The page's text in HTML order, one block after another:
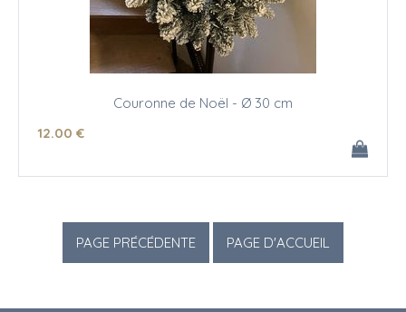
Couronne de Noël - Ø 30 cm
12.00 €